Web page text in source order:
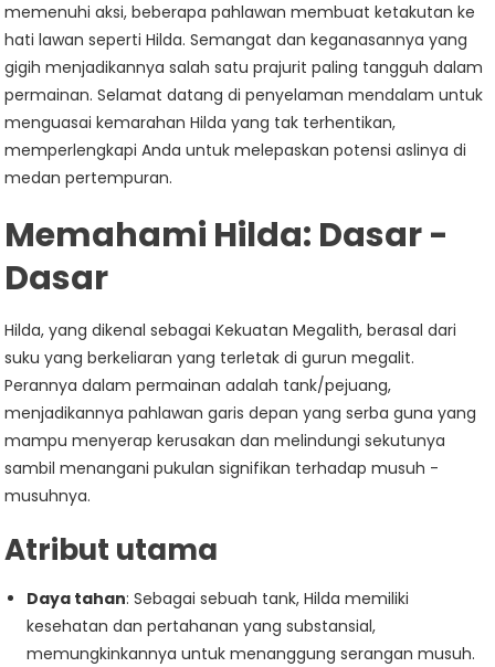
memenuhi aksi, beberapa pahlawan membuat ketakutan ke
hati lawan seperti Hilda. Semangat dan keganasannya yang
gigih menjadikannya salah satu prajurit paling tangguh dalam
permainan. Selamat datang di penyelaman mendalam untuk
menguasai kemarahan Hilda yang tak terhentikan,
memperlengkapi Anda untuk melepaskan potensi aslinya di
medan pertempuran.
Memahami Hilda: Dasar -
Dasar
Hilda, yang dikenal sebagai Kekuatan Megalith, berasal dari
suku yang berkeliaran yang terletak di gurun megalit.
Perannya dalam permainan adalah tank/pejuang,
menjadikannya pahlawan garis depan yang serba guna yang
mampu menyerap kerusakan dan melindungi sekutunya
sambil menangani pukulan signifikan terhadap musuh -
musuhnya.
Atribut utama
Daya tahan: Sebagai sebuah tank, Hilda memiliki
kesehatan dan pertahanan yang substansial,
memungkinkannya untuk menanggung serangan musuh.